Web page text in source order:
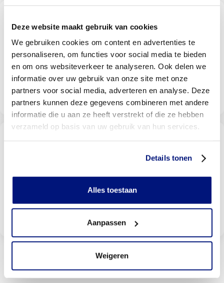
Deze website maakt gebruik van cookies
We gebruiken cookies om content en advertenties te
personaliseren, om functies voor social media te bieden
en om ons websiteverkeer te analyseren. Ook delen we
informatie over uw gebruik van onze site met onze
partners voor social media, adverteren en analyse. Deze
partners kunnen deze gegevens combineren met andere
informatie die u aan ze heeft verstrekt of die ze hebben
verzameld op basis van uw gebruik van hun services.
Details tonen
Alles toestaan
Aanpassen
Weigeren
bij u in de buurt
Met meer dan 140 locaties vindt u altijd een locatie bij
u in de buurt
Livit vestiging zoeken
Wordt uw behandeling door uw
Selecteer uw verzekeraar om te kijken of u vergoed
Veelgestelde vragen